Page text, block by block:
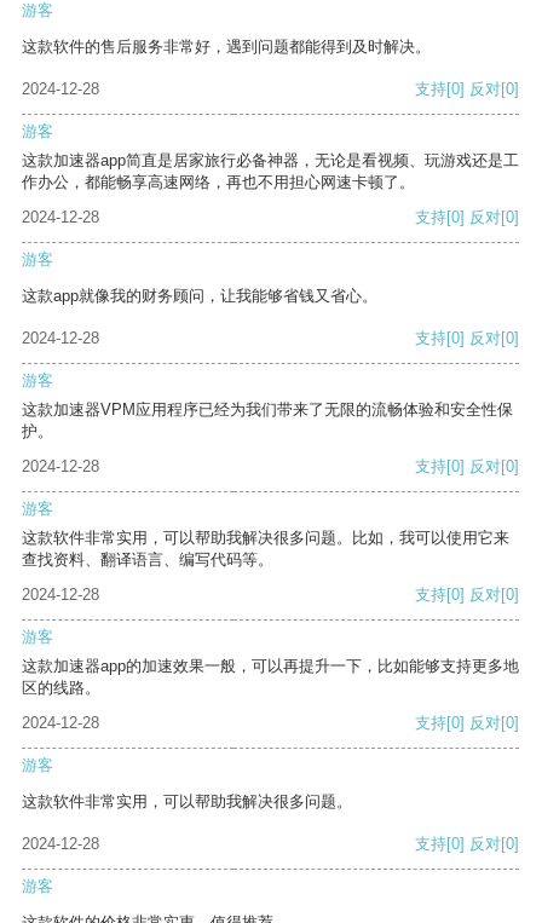
游客
这款软件的售后服务非常好，遇到问题都能得到及时解决。
2024-12-28 支持[0] 反对[0]
游客
这款加速器app简直是居家旅行必备神器，无论是看视频、玩游戏还是工
作办公，都能畅享高速网络，再也不用担心网速卡顿了。
2024-12-28
支持[0] 反对[0]
游客
这款app就像我的财务顾问，让我能够省钱又省心。
2024-12-28 支持[0] 反对[0]
游客
这款加速器VPM应用程序已经为我们带来了无限的流畅体验和安全性保
护。
2024-12-28
支持[0] 反对[0]
游客
这款软件非常实用，可以帮助我解决很多问题。比如，我可以使用它来
查找资料、翻译语言、编写代码等。
2024-12-28
支持[0] 反对[0]
游客
这款加速器app的加速效果一般，可以再提升一下，比如能够支持更多地
区的线路。
2024-12-28
支持[0] 反对[0]
游客
这款软件非常实用，可以帮助我解决很多问题。
2024-12-28 支持[0] 反对[0]
游客